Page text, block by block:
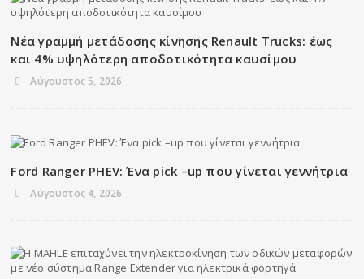
Νέα γραμμή μετάδοσης κίνησης Renault Trucks: έως
και 4% υψηλότερη αποδοτικότητα καυσίμου
Αύγουστος 5, 2026
Ford Ranger PHEV: Ένα pick –up που γίνεται γεννήτρια
Αύγουστος 4, 2026